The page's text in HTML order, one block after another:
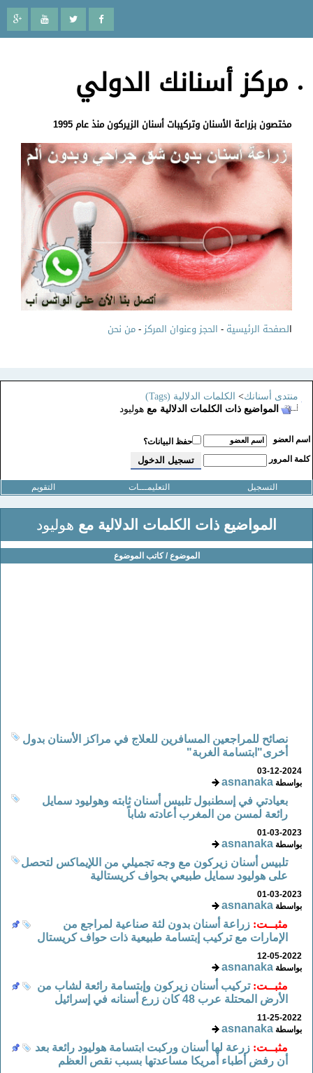
مركز أسنانك الدولي
مختصون بزراعة الأسنان وتركيبات أسنان الزيركون منذ عام 1995
لصفحة الرئيسية-الحجز وعنوان المركز-من نحن
منتدى أسنانك>الكلمات الدلالية (Tags)
المواضيع ذات الكلمات الدلالية مع هوليود
اسم العضو
حفظ البيانات؟
كلمة المرور
التسجيل التعليمـــات التقويم
المواضيع ذات الكلمات الدلالية مع هوليود
الموضوع / كاتب الموضوع
نصائح للمراجعين المسافرين للعلاج في مراكز الأسنان بدول
أخرى"ابتسامة الغربة"
03-12-2024
بواسطةasnanaka
بعيادتي في إسطنبول تلبيس أسنان ثابته وهوليود سمايل
رائعة لمسن من المغرب أعادته شاباً
01-03-2023
بواسطةasnanaka
تلبيس أسنان زيركون مع وجه تجميلي من اللإيماكس لتحصل
على هوليود سمايل طبيعي بحواف كريستالية
01-03-2023
بواسطةasnanaka
مثبــت: زراعة أسنان بدون لثة صناعية لمراجع من
الإمارات مع تركيب إبتسامة طبيعية ذات حواف كريستال
12-05-2022
بواسطةasnanaka
مثبــت: تركيب أسنان زيركون وإبتسامة رائعة لشاب من
الأرض المحتلة عرب 48 كان زرع أسنانه في إسرائيل
11-25-2022
بواسطةasnanaka
مثبــت: زرعة لها أسنان وركبت ابتسامة هوليود رائعة بعد
أن رفض أطباء أمريكا مساعدتها بسبب نقص العظم